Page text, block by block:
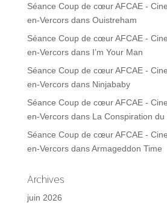
Séance Coup de cœur AFCAE -
en-Vercorsdans Ouistreham
Séance Coup de cœur AFCAE -
en-Vercorsdans I’m Your Man
Séance Coup de cœur AFCAE -
en-Vercorsdans Ninjababy
Séance Coup de cœur AFCAE -
en-Vercorsdans La Conspiration du
Séance Coup de cœur AFCAE -
en-VercorsdansArmageddon Time
Archives
juin 2026